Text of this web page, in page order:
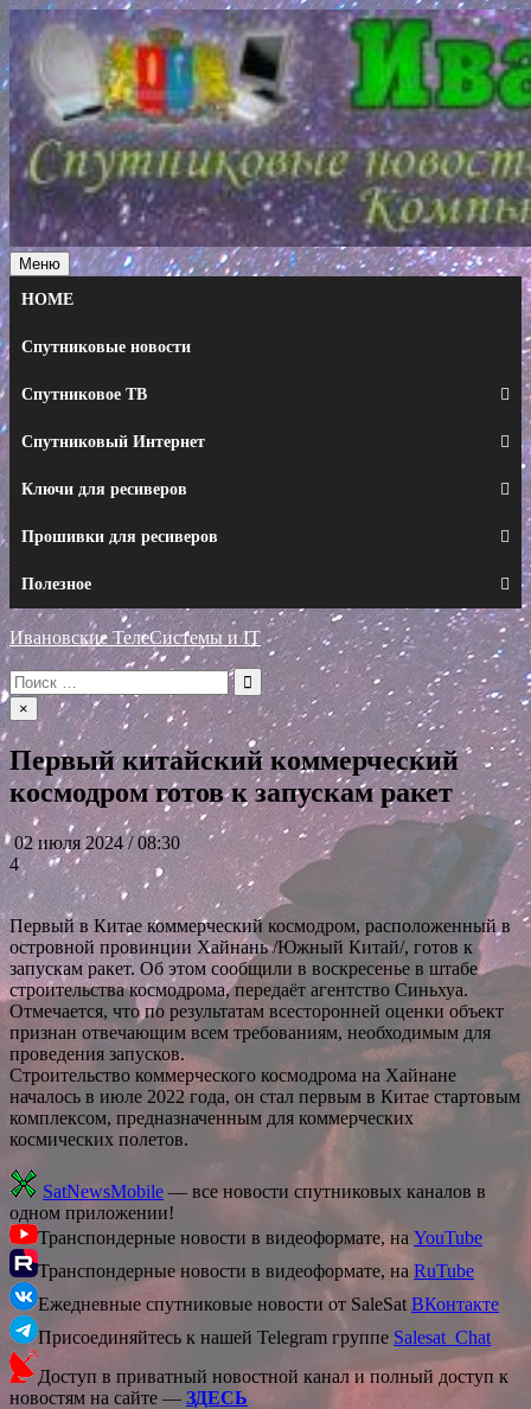
Перейти
к
содержимому
Меню
HOME
Спутниковые новости
Спутниковое ТВ
Спутниковый Интернет
Ключи для ресиверов
Прошивки для ресиверов
Полезное
Ивановские ТелеСистемы и IT
Искать:
×
Первый китайский коммерческий
космодром готов к запускам ракет
02 июля 2024 / 08:30
4
Первый в Китае коммерческий космодром, расположенный в
островной провинции Хайнань /Южный Китай/, готов к
запускам ракет. Об этом сообщили в воскресенье в штабе
строительства космодрома, передаёт агентство Синьхуа.
Отмечается, что по результатам всесторонней оценки объект
признан отвечающим всем требованиям, необходимым для
проведения запусков.
Строительство коммерческого космодрома на Хайнане
началось в июле 2022 года, он стал первым в Китае стартовым
комплексом, предназначенным для коммерческих
космических полетов.
SatNewsMobile — все новости спутниковых каналов в
одном приложении!
Транспондерные новости в видеоформате, на YouTube
Транспондерные новости в видеоформате, на RuTube
Ежедневные спутниковые новости от SaleSat ВКонтакте
Присоединяйтесь к нашей Telegram группе Salesat_Chat
Доступ в приватный новостной канал и полный доступ к
новостям на сайте — ЗДЕСЬ